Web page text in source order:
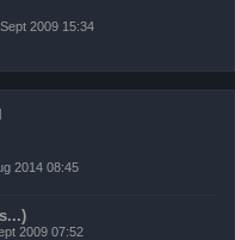
2009 15:34
2014 08:45
2009 07:52